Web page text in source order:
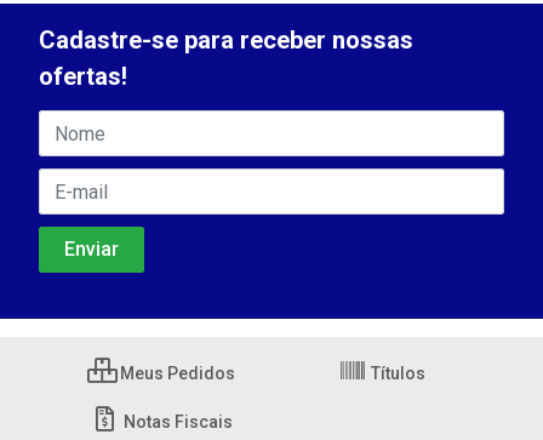
Cadastre-se para receber nossas
ofertas!
Meus Pedidos Títulos
Notas Fiscais